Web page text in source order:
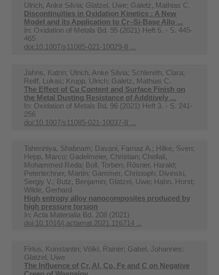
Ulrich, Anke Silvia; Glatzel, Uwe; Galetz, Mathias C.
Discontinuities in Oxidation Kinetics : A New
Model and its Application to Cr–Si-Base Allo ...
In: Oxidation of Metals Bd. 95 (2021) Heft 5. - S. 445-
465
doi:10.1007/s11085-021-10029-8 ...
Jahns, Katrin; Ulrich, Anke Silvia; Schlereth, Clara;
Reiff, Lukas; Krupp, Ulrich; Galetz, Mathias C.
The Effect of Cu Content and Surface Finish on
the Metal Dusting Resistance of Additively ...
In: Oxidation of Metals Bd. 96 (2021) Heft 3. - S. 241-
256
doi:10.1007/s11085-021-10037-8 ...
Taheriniya, Shabnam; Davani, Farnaz A.; Hilke, Sven;
Hepp, Marco; Gadelmeier, Christian; Chellali,
Mohammed Reda; Boll, Torben; Rösner, Harald;
Peterlechner, Martin; Gammer, Christoph; Divinski,
Sergiy V.; Butz, Benjamin; Glatzel, Uwe; Hahn, Horst;
Wilde, Gerhard
High entropy alloy nanocomposites produced by
high pressure torsion
In: Acta Materialia Bd. 208 (2021)
doi:10.1016/j.actamat.2021.116714 ...
Firlus, Konstantin; Völkl, Rainer; Gabel, Johannes;
Glatzel, Uwe
The Influence of Cr, Al, Co, Fe and C on Negative